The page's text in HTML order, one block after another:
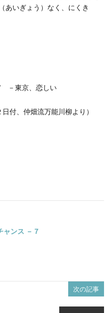
あいぎょう）なく、にくき
－東京、恋しい
付、仲畑流万能川柳より）
ャンス －７
次の記事